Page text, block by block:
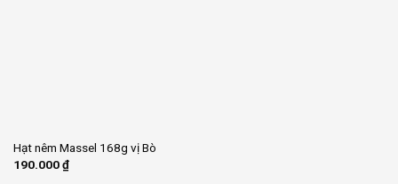
Hạt nêm Massel 168g vị Bò
190.000₫